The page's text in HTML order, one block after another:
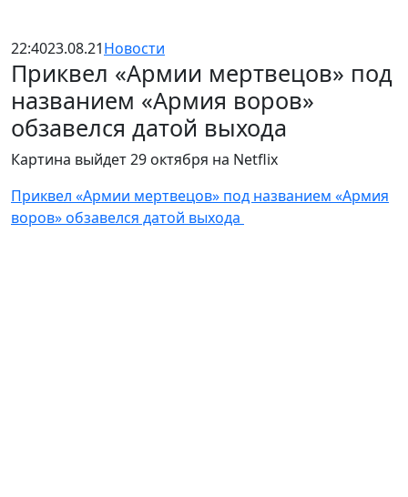
22:4023.08.21Новости
Приквел «Армии мертвецов» под
названием «Армия воров»
обзавелся датой выхода
Картина выйдет 29 октября на Netflix
Приквел «Армии мертвецов» под названием «Армия
воров» обзавелся датой выхода